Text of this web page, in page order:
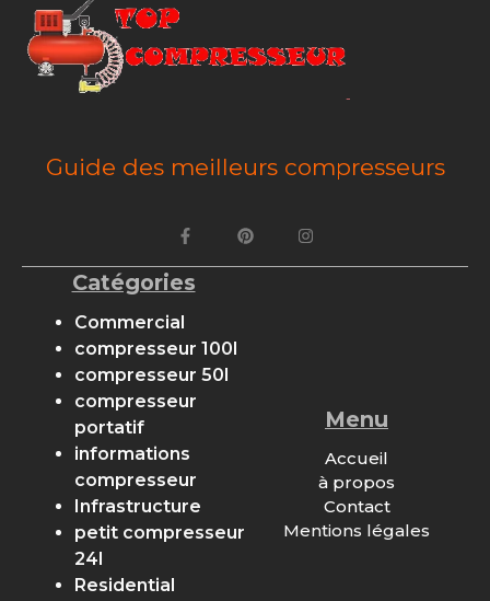
Guide des meilleurs compresseurs
Catégories
Commercial
compresseur 100l
compresseur 50l
compresseur
portatif
informations
compresseur
Infrastructure
petit compresseur
24l
Residential
Menu
Accueil
à propos
Contact
Mentions légales